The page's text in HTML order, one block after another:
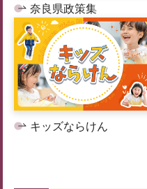
奈良県政策集
キッズならけん